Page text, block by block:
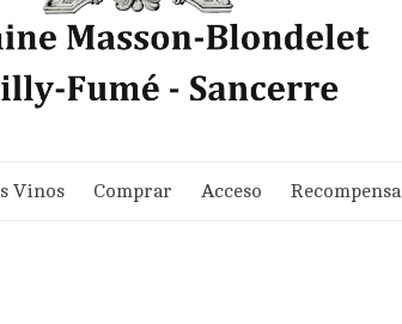
Vinos Comprar Acceso Recompensa